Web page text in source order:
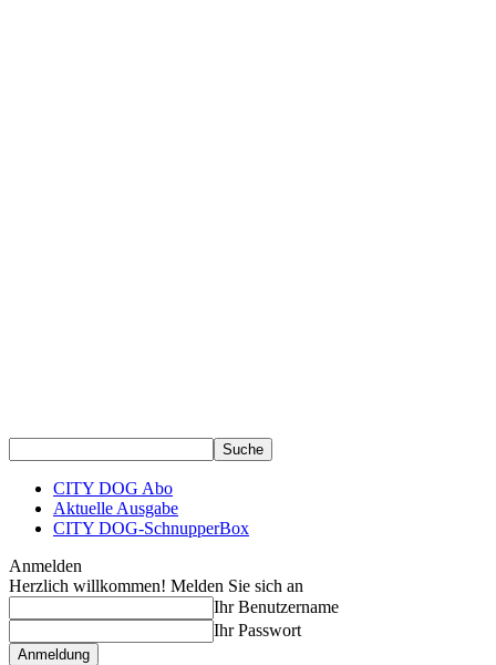
CITY DOG Abo
Aktuelle Ausgabe
CITY DOG-SchnupperBox
Anmelden
Herzlich willkommen! Melden Sie sich an
Ihr Benutzername
Ihr Passwort